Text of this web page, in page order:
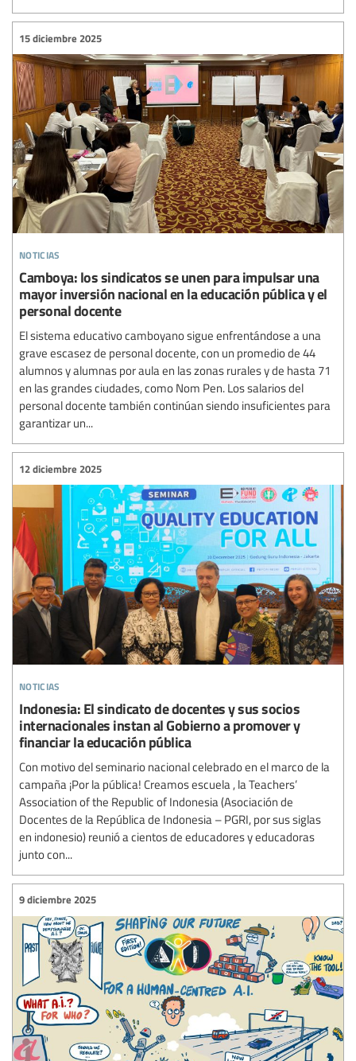
noticias
15 diciembre 2025
Camboya: los sindicatos se unen para impulsar una
mayor inversión nacional en la educación pública y el
personal docente
El sistema educativo camboyano sigue enfrentándose a una
grave escasez de personal docente, con un promedio de 44
alumnos y alumnas por aula en las zonas rurales y de hasta 71
en las grandes ciudades, como Nom Pen. Los salarios del
personal docente también continúan siendo insuficientes para
garantizar un...
noticias
12 diciembre 2025
Indonesia: El sindicato de docentes y sus socios
internacionales instan al Gobierno a promover y
financiar la educación pública
Con motivo del seminario nacional celebrado en el marco de la
campaña ¡Por la pública! Creamos escuela , la Teachers’
Association of the Republic of Indonesia (Asociación de
Docentes de la República de Indonesia – PGRI, por sus siglas
en indonesio) reunió a cientos de educadores y educadoras
junto con...
9 diciembre 2025